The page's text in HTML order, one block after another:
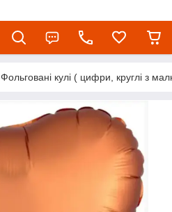
Фольговані кулі ( цифри, круглі з